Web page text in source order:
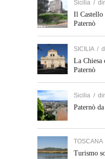
Sicilia /
Il Castello
Paternò
SICILIA /
La Chiesa
Paternò
Sicilia /
Paternò
TOSCANA
Turismo